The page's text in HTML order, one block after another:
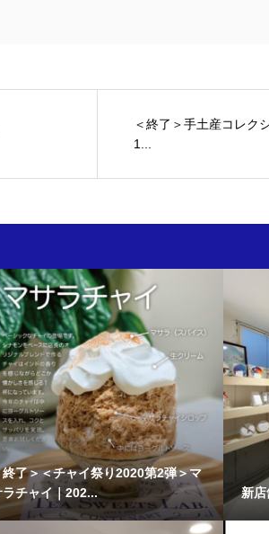
＜終了＞手土産コレク
1...
終了＞＜チャイ祭り2020第2弾＞マ
ラチャイ｜202...
新店